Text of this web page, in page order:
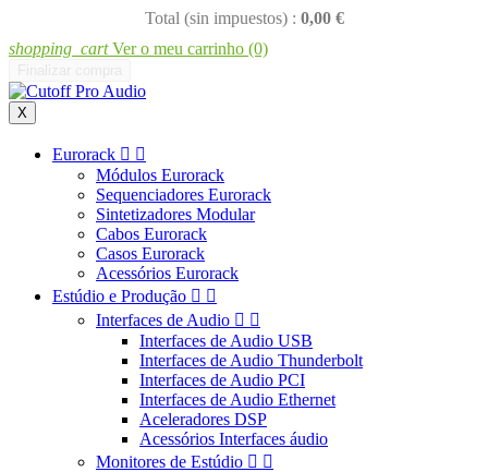
Total (sin impuestos) : 0,00 €
shopping_cart Ver o meu carrinho (0)
X
Eurorack  
Módulos Eurorack
Sequenciadores Eurorack
Sintetizadores Modular
Cabos Eurorack
Casos Eurorack
Acessórios Eurorack
Estúdio e Produção  
Interfaces de Audio  
Interfaces de Audio USB
Interfaces de Audio Thunderbolt
Interfaces de Audio PCI
Interfaces de Audio Ethernet
Aceleradores DSP
Acessórios Interfaces áudio
Monitores de Estúdio  